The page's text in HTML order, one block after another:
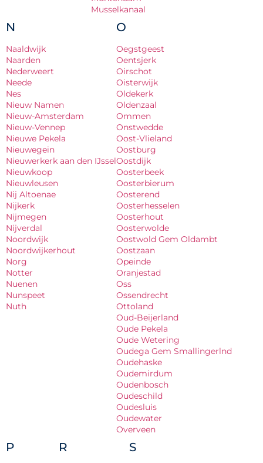
Musselkanaal
N
Naaldwijk
Naarden
Nederweert
Neede
Nes
Nieuw Namen
Nieuw-Amsterdam
Nieuw-Vennep
Nieuwe Pekela
Nieuwegein
Nieuwerkerk aan den IJssel
Nieuwkoop
Nieuwleusen
Nij Altoenae
Nijkerk
Nijmegen
Nijverdal
Noordwijk
Noordwijkerhout
Norg
Notter
Nuenen
Nunspeet
Nuth
O
Oegstgeest
Oentsjerk
Oirschot
Oisterwijk
Oldekerk
Oldenzaal
Ommen
Onstwedde
Oost-Vlieland
Oostburg
Oostdijk
Oosterbeek
Oosterbierum
Oosterend
Oosterhesselen
Oosterhout
Oosterwolde
Oostwold Gem Oldambt
Oostzaan
Opeinde
Oranjestad
Oss
Ossendrecht
Ottoland
Oud-Beijerland
Oude Pekela
Oude Wetering
Oudega Gem Smallingerlnd
Oudehaske
Oudemirdum
Oudenbosch
Oudeschild
Oudesluis
Oudewater
Overveen
P R S